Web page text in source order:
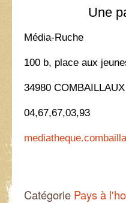
Une
Média-Ruche
100 b, place aux
34980 COMBAILLAUX
04,67,67,03,93
Catégorie Pays à